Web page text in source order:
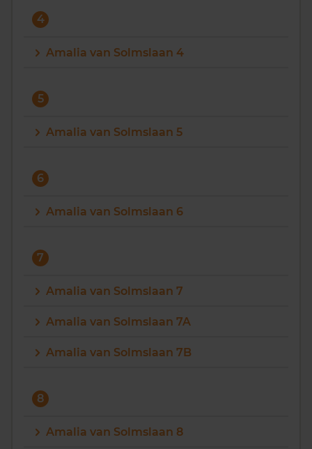
4
Amalia van Solmslaan 4
5
Amalia van Solmslaan 5
6
Amalia van Solmslaan 6
7
Amalia van Solmslaan 7
Amalia van Solmslaan 7A
Amalia van Solmslaan 7B
8
Amalia van Solmslaan 8